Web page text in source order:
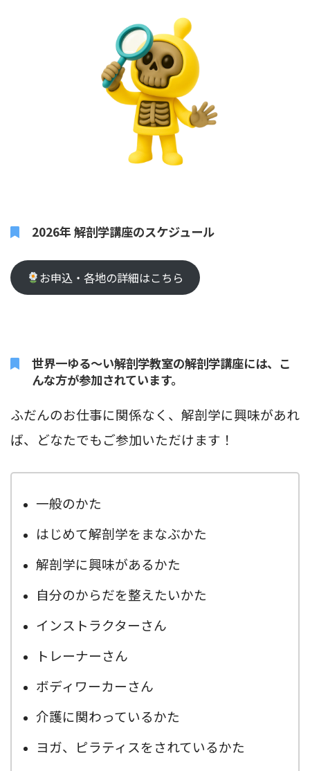
2026年 解剖学講座のスケジュール
お申込・各地の詳細はこちら
世界一ゆる〜い解剖学教室の解剖学講座には、こ
んな方が参加されています。
ふだんのお仕事に関係なく、解剖学に興味があれ
ば、どなたでもご参加いただけます！
一般のかた
はじめて解剖学をまなぶかた
解剖学に興味があるかた
自分のからだを整えたいかた
インストラクターさん
トレーナーさん
ボディワーカーさん
介護に関わっているかた
ヨガ、ピラティスをされているかた